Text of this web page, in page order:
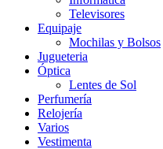
Televisores
Equipaje
Mochilas y Bolsos
Jugueteria
Óptica
Lentes de Sol
Perfumería
Relojería
Varios
Vestimenta